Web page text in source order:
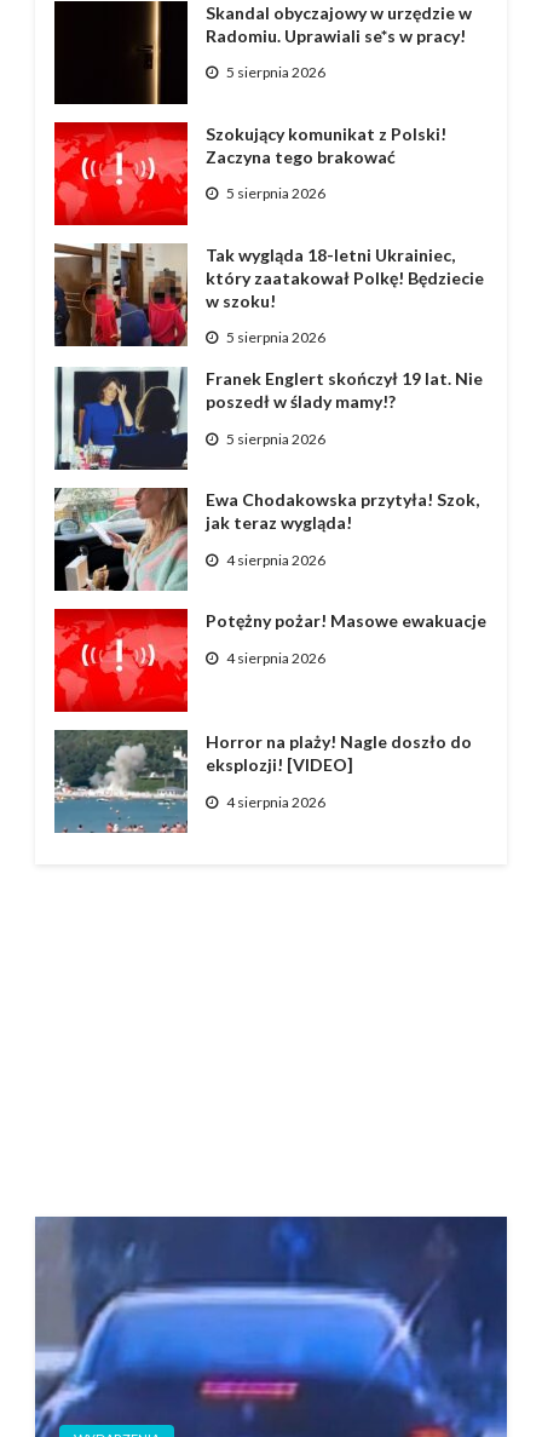
Skandal obyczajowy w urzędzie w
Radomiu. Uprawiali se*s w pracy!
5 sierpnia 2026
Szokujący komunikat z Polski!
Zaczyna tego brakować
5 sierpnia 2026
Tak wygląda 18-letni Ukrainiec,
który zaatakował Polkę! Będziecie
w szoku!
5 sierpnia 2026
Franek Englert skończył 19 lat. Nie
poszedł w ślady mamy!?
5 sierpnia 2026
Ewa Chodakowska przytyła! Szok,
jak teraz wygląda!
4 sierpnia 2026
Potężny pożar! Masowe ewakuacje
4 sierpnia 2026
Horror na plaży! Nagle doszło do
eksplozji! [VIDEO]
4 sierpnia 2026